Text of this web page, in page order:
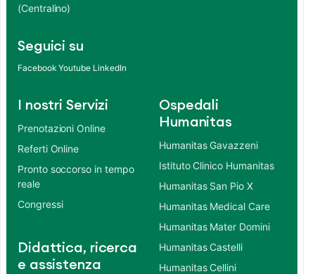
(Centralino)
Seguici su
Facebook Youtube LinkedIn
I nostri Servizi
Prenotazioni Online
Referti Online
Pronto soccorso in tempo
reale
Congressi
Didattica, ricerca
e assistenza
Ospedali
Humanitas
Humanitas Gavazzeni
Istituto Clinico Humanitas
Humanitas San Pio X
Humanitas Medical Care
Humanitas Mater Domini
Humanitas Castelli
Humanitas Cellini